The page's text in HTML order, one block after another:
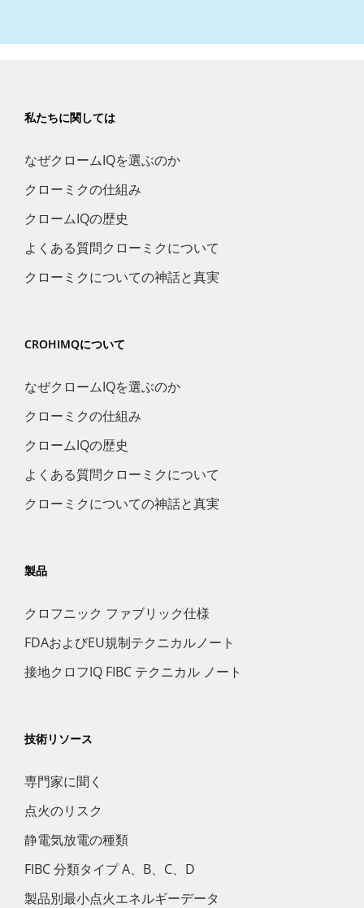
私たちに関しては
なぜクロームIQを選ぶのか
クローミクの仕組み
クロームIQの歴史
よくある質問クローミクについて
クローミクについての神話と真実
CROHIMQについて
なぜクロームIQを選ぶのか
クローミクの仕組み
クロームIQの歴史
よくある質問クローミクについて
クローミクについての神話と真実
製品
クロフニック ファブリック仕様
FDAおよびEU規制テクニカルノート
接地クロフIQ FIBC テクニカル ノート
技術リソース
専門家に聞く
点火のリスク
静電気放電の種類
FIBC 分類タイプ A、B、C、D
製品別最小点火エネルギーデータ